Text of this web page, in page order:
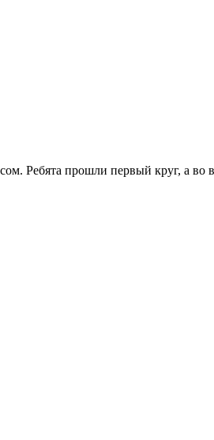
Ребята прошли первый круг, а во